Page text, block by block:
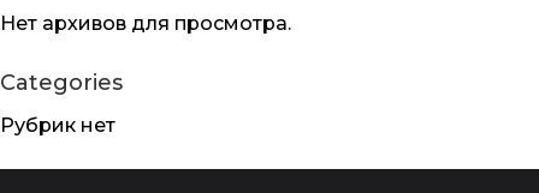
Нет архивов для просмотра.
Categories
Рубрик нет